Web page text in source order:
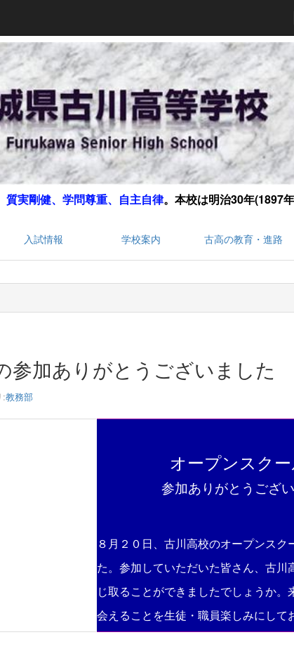
質実剛健、学問尊重、自主自律。 本校は明治30年(1897
入試情報 学校案内 古高の教育・進路
参加ありがとうございました
:教務部
オープンスク
参加ありがとうござ
８月２０日、古川高校のオープンスク
た。参加していただいた皆さん、古川
じ取ることができましたでしょうか。
会えることを生徒・職員楽しみにして